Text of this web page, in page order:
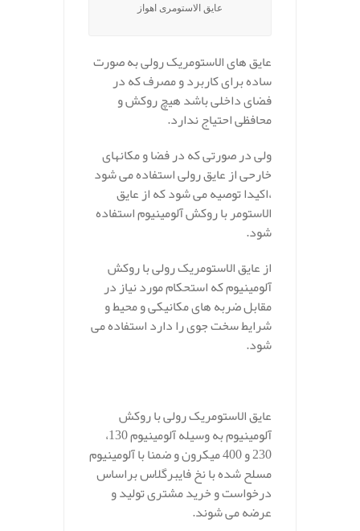
عایق الاستومری اهواز
عایق های الاستومریک رولی به صورت
ساده برای کاربرد و مصرف که در
فضای داخلی باشد هیچ روکش و
محافظی احتیاج ندارد.
ولی در صورتی که در فضا و مکانهای
خارحی از عایق رولی استفاده می شود
،اکیدا توصیه می شود که از عایق
الاستومر با روکش آلومینیوم استفاده
شود.
از عایق الاستومریک رولی با روکش
آلومینیوم که استحکام مورد نیاز در
مقابل ضربه های مکانیکی و محیط و
شرایط سخت جوی را دارد استفاده می
شود.
عایق الاستومریک رولی با روکش
آلومینیوم به وسیله آلومینیوم 130،
230 و 400 میکرون و ضمنا با آلومینیوم
مسلح شده با نخ فایبرگلاس براساس
درخواست و خرید مشتری تولید و
عرضه می شوند.